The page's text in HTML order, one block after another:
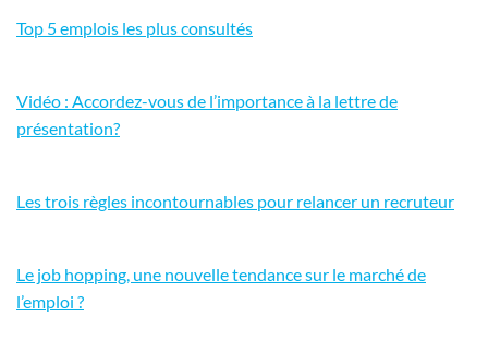
Top 5 emplois les plus consultés
Vidéo : Accordez-vous de l’importance à la lettre de
présentation?
Les trois règles incontournables pour relancer un recruteur
Le job hopping, une nouvelle tendance sur le marché de
l’emploi ?